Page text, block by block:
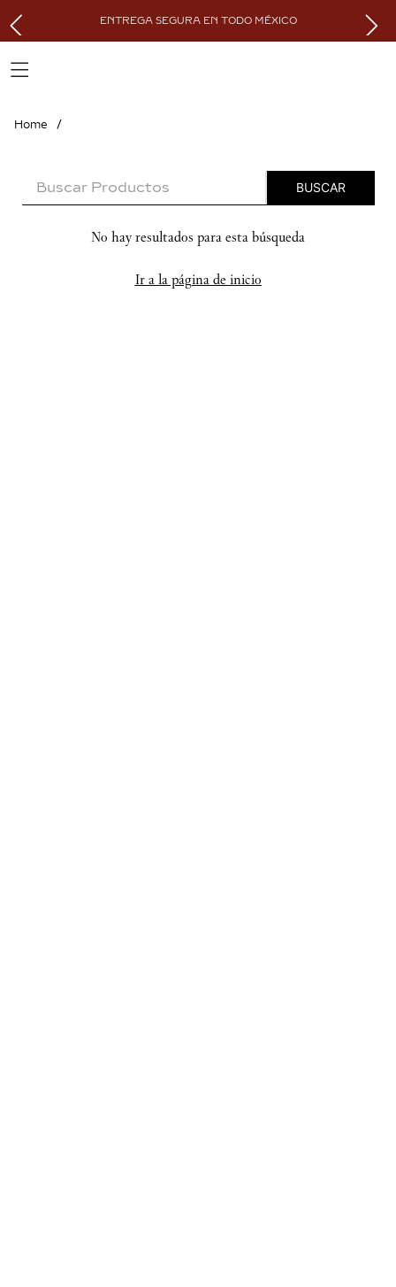
ENTREGA SEGURA EN TODO MÉXICO
BUSCAR PRODUCTOS
No hay resultados para esta búsqueda
Ir a la página de inicio